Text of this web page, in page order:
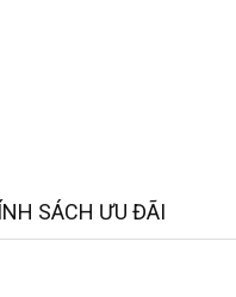
SÁCH ƯU ĐÃI